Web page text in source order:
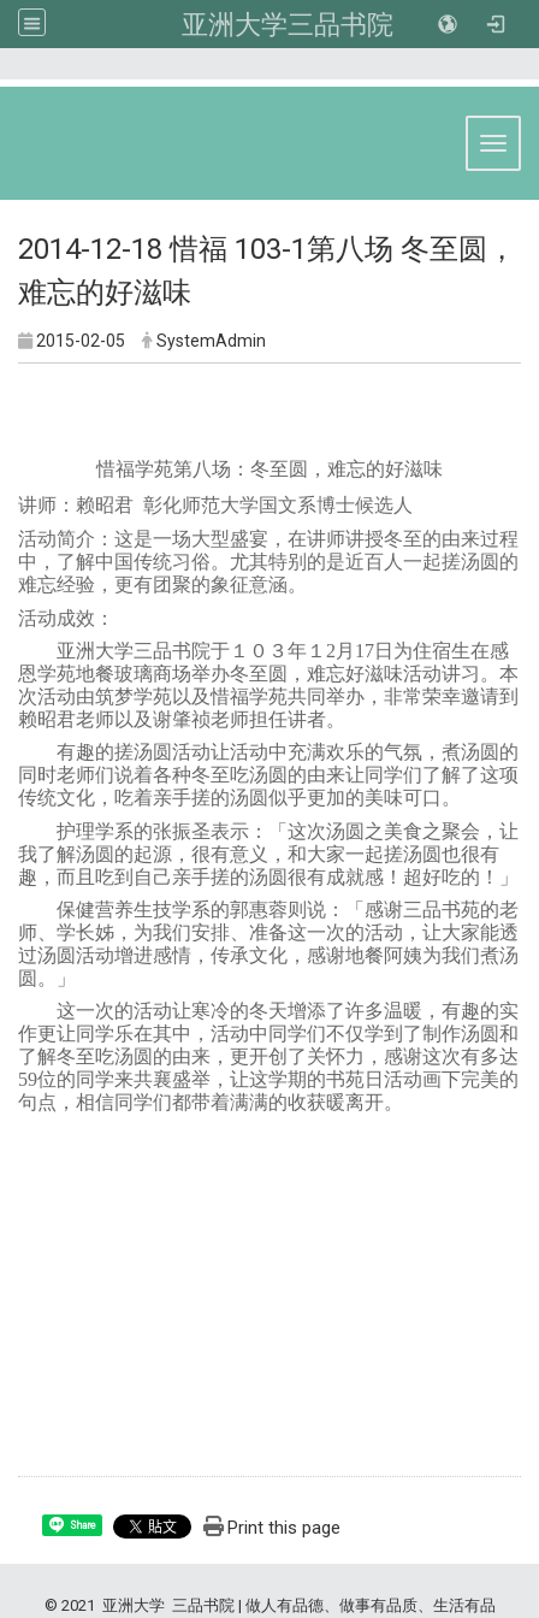
亚洲大学三品书院
2014-12-18 惜福 103-1第八场 冬至圆，
难忘的好滋味
2015-02-05 SystemAdmin
惜福学苑第八场：冬至圆，难忘的好滋味
讲师：赖昭君 彰化师范大学国文系博士候选人
活动简介：这是一场大型盛宴，在讲师讲授冬至的由来过程
中，了解中国传统习俗。尤其特别的是近百人一起搓汤圆的
难忘经验，更有团聚的象征意涵。
活动成效：
亚洲大学三品书院于１０３年１2月17日为住宿生在感
恩学苑地餐玻璃商场举办冬至圆，难忘好滋味活动讲习。本
次活动由筑梦学苑以及惜福学苑共同举办，非常荣幸邀请到
赖昭君老师以及谢肇祯老师担任讲者。
有趣的搓汤圆活动让活动中充满欢乐的气氛，煮汤圆的
同时老师们说着各种冬至吃汤圆的由来让同学们了解了这项
传统文化，吃着亲手搓的汤圆似乎更加的美味可口。
护理学系的张振圣表示：「这次汤圆之美食之聚会，让
我了解汤圆的起源，很有意义，和大家一起搓汤圆也很有
趣，而且吃到自己亲手搓的汤圆很有成就感！超好吃的！」
保健营养生技学系的郭惠蓉则说：「感谢三品书苑的老
师、学长姊，为我们安排、准备这一次的活动，让大家能透
过汤圆活动增进感情，传承文化，感谢地餐阿姨为我们煮汤
圆。」
这一次的活动让寒冷的冬天增添了许多温暖，有趣的实
作更让同学乐在其中，活动中同学们不仅学到了制作汤圆和
了解冬至吃汤圆的由来，更开创了关怀力，感谢这次有多达
59位的同学来共襄盛举，让这学期的书苑日活动画下完美的
句点，相信同学们都带着满满的收获暖离开。
Share Print this page
© 2021 亚洲大学 三品书院 | 做人有品德、做事有品质、生活有品